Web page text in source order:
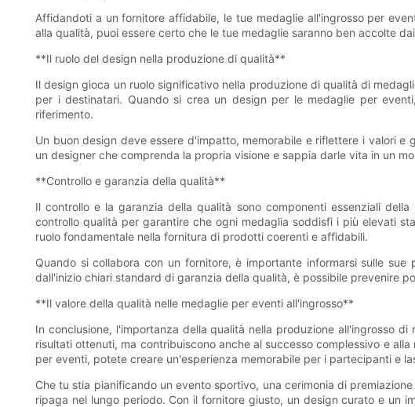
Affidandoti a un fornitore affidabile, le tue medaglie all'ingrosso per
alla qualità, puoi essere certo che le tue medaglie saranno ben accolte
**Il ruolo del design nella produzione di qualità**
Il design gioca un ruolo significativo nella produzione di qualità di
per i destinatari. Quando si crea un design per le medaglie per
riferimento.
Un buon design deve essere d'impatto, memorabile e riflettere i valori
un designer che comprenda la propria visione e sappia darle vita in un
**Controllo e garanzia della qualità**
Il controllo e la garanzia della qualità sono componenti essenziali
controllo qualità per garantire che ogni medaglia soddisfi i più elevati
ruolo fondamentale nella fornitura di prodotti coerenti e affidabili.
Quando si collabora con un fornitore, è importante informarsi sulle
dall'inizio chiari standard di garanzia della qualità, è possibile prevenire
**Il valore della qualità nelle medaglie per eventi all'ingrosso**
In conclusione, l'importanza della qualità nella produzione all'ingrosso
risultati ottenuti, ma contribuiscono anche al successo complessivo e
per eventi, potete creare un'esperienza memorabile per i partecipanti e
Che tu stia pianificando un evento sportivo, una cerimonia di
ripaga nel lungo periodo. Con il fornitore giusto, un design curato e un